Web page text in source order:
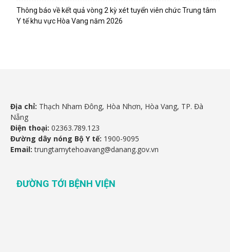
Thông báo về kết quả vòng 2 kỳ xét tuyển viên chức Trung tâm
Y tế khu vực Hòa Vang năm 2026
Địa chỉ: Thạch Nham Đông, Hòa Nhơn, Hòa Vang, TP. Đà
Nẵng
Điện thoại: 02363.789.123
Đường dây nóng Bộ Y tế: 1900-9095
Email: trungtamytehoavang@danang.gov.vn
ĐƯỜNG TỚI BỆNH VIỆN